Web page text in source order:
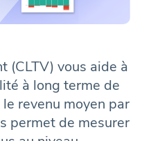
(CLTV) vous aide à
à long terme de
revenu moyen par
permet de mesurer